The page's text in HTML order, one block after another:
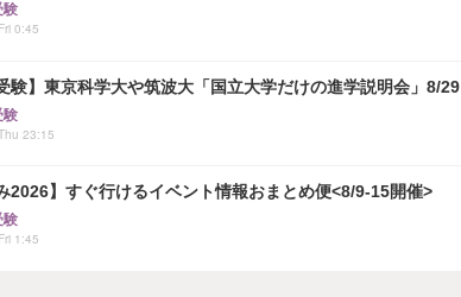
験
0:45
験】東京科学大や筑波大「国立大学だけの進学説明会」8/29
験
23:15
2026】すぐ行けるイベント情報おまとめ便<8/9-15開催>
験
1:45